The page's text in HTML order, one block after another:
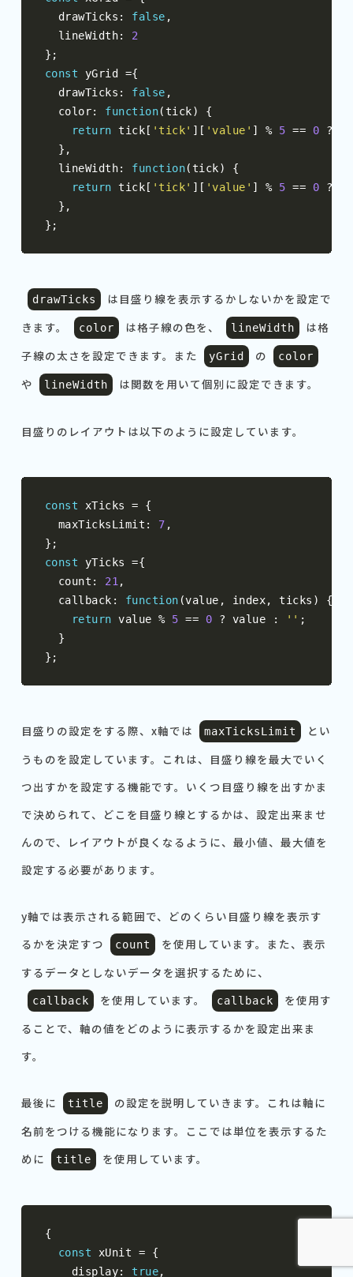
  drawTicks
: false ,
  lineWidth
:
2
};
const yGrid ={
  drawTicks
: false ,
  color
: function(tick)
{
return tick [ 'tick' ][ 'value' ] % 5 == 0 ?
},
  lineWidth
: function(tick)
{
return tick [ 'tick' ][ 'value' ] % 5 == 0 ?
},
};
drawTicks
は目盛り線を表示するかしないかを設定で
きます。
color は格子線の色を、 lineWidth
は格
子線の太さを設定できます。また
yGrid の color
や lineWidth は関数を用いて個別に設定できます。
目盛りのレイアウトは以下のように設定しています。
const xTicks =
{
  maxTicksLimit
: 7 ,
};
const yTicks ={
  count
: 21 ,
  callback
: function (value , index, ticks )
{
return value % 5 == 0 ? value : '' ;
}
};
目盛りの設定をする際、x軸では maxTicksLimit
とい
うものを設定しています。これは、目盛り線を最大でいく
つ出すかを設定する機能です。いくつ目盛り線を出すかま
で決められて、どこを目盛り線とするかは、設定出来ませ
んので、レイアウトが良くなるように、最小値、最大値を
設定する必要があります。
y軸では表示される範囲で、どのくらい目盛り線を表示す
るかを決定すつ
count
を使用しています。また、表示
するデータとしないデータを選択するために、
callback を使用しています。 callback
を使用す
ることで、軸の値をどのように表示するかを設定出来ま
す。
最後に title
の設定を説明していきます。これは軸に
名前をつける機能になります。ここでは単位を表示するた
めに
title を使用しています。
{
const xUnit =
{
    display
: true,